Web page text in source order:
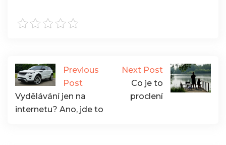
Previous
Post
Vydělávání jen na
internetu? Ano, jde to
Next Post
Co je to
proclení